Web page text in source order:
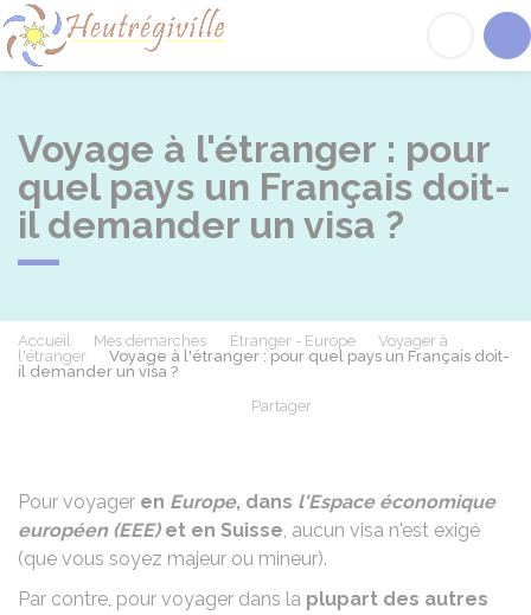
Voyage à l'étranger : pour
quel pays un Français doit-
il demander un visa ?
Accueil Mes démarches Étranger - Europe
Voyager à
l'étranger
Voyage à l'étranger : pour quel pays un Français doit-
il demander un visa ?
Partager
Pour voyager en Europe, dans l'Espace économique
européen (EEE)et en Suisse, aucun visa n'est exigé
(que vous soyez majeur ou mineur).
Par contre, pour voyager dans la plupart des autres